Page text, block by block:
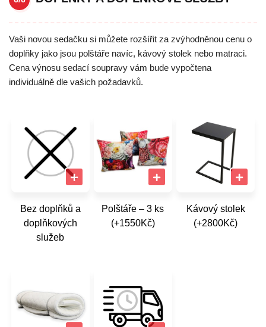
Vaši novou sedačku si můžete rozšířit za zvýhodněnou cenu o
doplňky jako jsou polštáře navíc, kávový stolek nebo matraci.
Cena výnosu sedací soupravy vám bude vypočtena
individuálně dle vašich požadavků.
Bez doplňků a
doplňkových
služeb
Polštáře – 3 ks
(+1550Kč)
Kávový stolek
(+2800Kč)